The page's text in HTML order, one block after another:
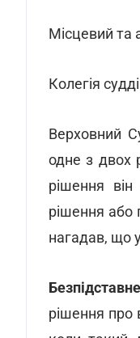
Місцевий та
Колегія
Верховний
одне з двох
рішення
рішення або
нагадав, що
рішення про